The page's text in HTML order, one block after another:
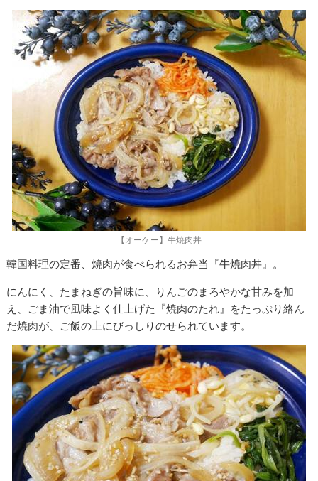
【オーケー】牛焼肉丼
韓国料理の定番、焼肉が食べられるお弁当『牛焼肉丼』。
にんにく、たまねぎの旨味に、りんごのまろやかな甘みを加
え、ごま油で風味よく仕上げた『焼肉のたれ』をたっぷり絡ん
だ焼肉が、ご飯の上にびっしりのせられています。